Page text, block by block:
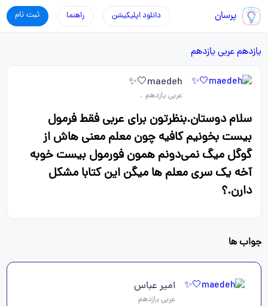
پرسان ثبت نام راهنما دانلود اپلیکیشن
یازدهمعربی یازدهم
maedeh🤍✨
عربی یازدهم .
سلام دوستان.بنظرتون برای عربی فقط فرمول
بیست بخونیم کافیه چون معلم معنی هاش از
گوگل میگ نمی‌دونم همون فورمول بیست خوبه
آخه یک سری معلم ها میگن این کتابا مشکل
دارن.؟
جواب ها
امیر عباس
عربی یازدهم